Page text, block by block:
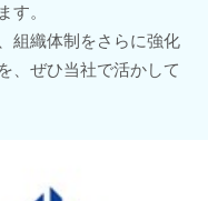
す。
組織体制をさらに強化
、ぜひ当社で活かして